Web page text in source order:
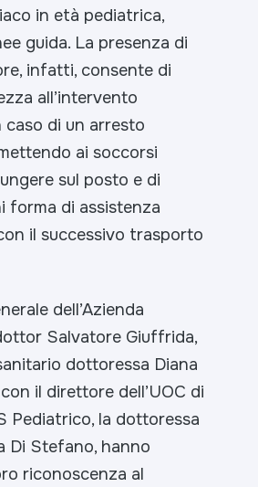
in età pediatrica,
guida. La presenza di
infatti, consente di
all’intervento
di un arresto
ai soccorsi
sul posto e di
forma di assistenza
il successivo trasporto
dell’Azienda
Salvatore Giuffrida,
dottoressa Diana
il direttore dell’UOC di
Pediatrico, la dottoressa
Di Stefano, hanno
riconoscenza al